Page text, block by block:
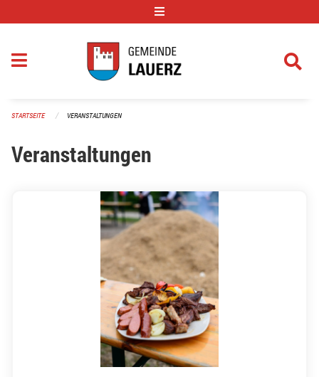
STARTSEITE VERANSTALTUNGEN
Veranstaltungen